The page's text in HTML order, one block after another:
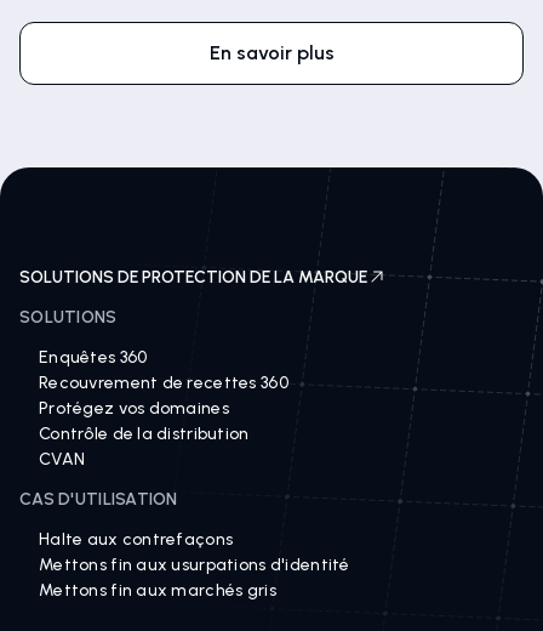
En savoir plus
SOLUTIONS DE PROTECTION DE LA MARQUE
SOLUTIONS
Enquêtes 360
Recouvrement de recettes 360
Protégez vos domaines
Contrôle de la distribution
CVAN
CAS D'UTILISATION
Halte aux contrefaçons
Mettons fin aux usurpations d'identité
Mettons fin aux marchés gris